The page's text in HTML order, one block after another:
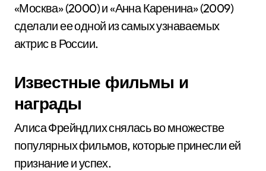
«Москва» (2000) и «Анна Каренина» (2009)
сделали ее одной из самых узнаваемых
актрис в России.
Известные фильмы и
награды
Алиса Фрейндлих снялась во множестве
популярных фильмов, которые принесли ей
признание и успех.